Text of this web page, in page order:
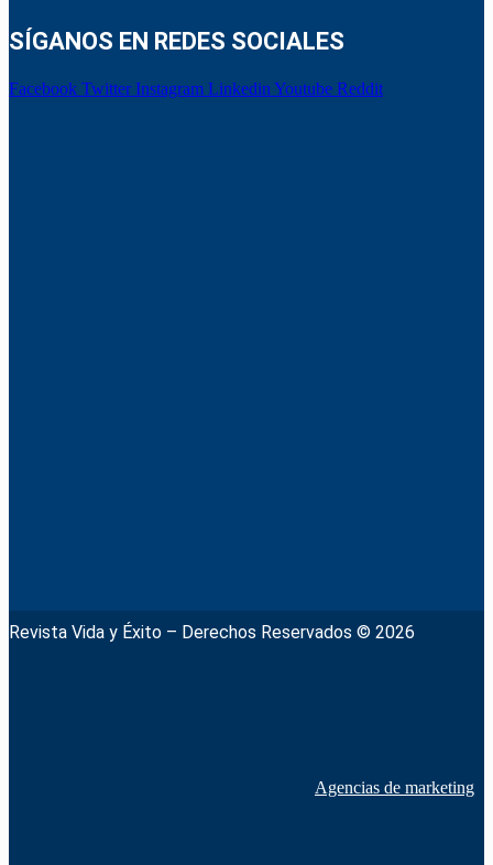
SÍGANOS EN REDES SOCIALES
Facebook Twitter Instagram Linkedin Youtube Reddit
Revista Vida y Éxito – Derechos Reservados © 2026
Agencias de marketing